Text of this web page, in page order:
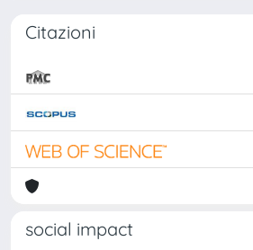
Citazioni
social impact